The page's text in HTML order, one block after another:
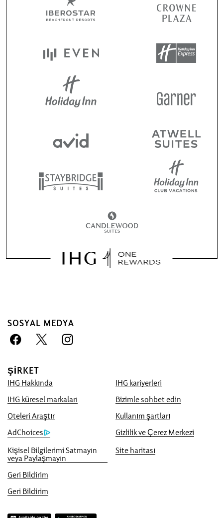
SOSYAL MEDYA
ŞIRKET
IHG Hakkında
IHG kariyerleri
IHG küresel markaları
Bizimle sohbet edin
Oteleri Araştır
Kullanım şartları
AdChoices
Gizlilik ve Çerez Merkezi
Kişisel Bilgilerimi Satmayın
veya Paylaşmayın
Site haritası
Geri Bildirim
Geri Bildirim
Bizimle Rezervasyon Avantajı
En İyi Fiyat Garantisi
Size online olarak mevcut en düşük fiyatı
vaat ediyoruz, aksi takdirde buna uygun
olarak size en fazla 40,000puan olmak
üzere beş kat daha fazla IHG® One Rewards
puanı vereceğiz.
Online Rezervasyon Garantisi